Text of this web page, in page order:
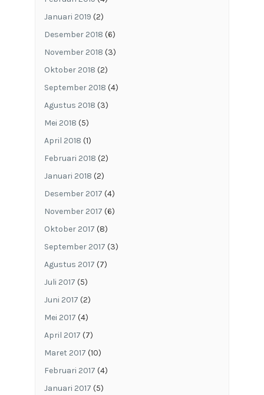
Januari 2019 (2)
Desember 2018 (6)
November 2018 (3)
Oktober 2018 (2)
September 2018 (4)
Agustus 2018 (3)
Mei 2018 (5)
April 2018 (1)
Februari 2018 (2)
Januari 2018 (2)
Desember 2017 (4)
November 2017 (6)
Oktober 2017 (8)
September 2017 (3)
Agustus 2017 (7)
Juli 2017 (5)
Juni 2017 (2)
Mei 2017 (4)
April 2017 (7)
Maret 2017 (10)
Februari 2017 (4)
Januari 2017 (5)